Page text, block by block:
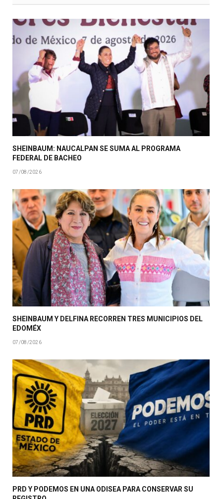
SHEINBAUM: NAUCALPAN SE SUMA AL PROGRAMA
FEDERAL DE BACHEO
07/08/2026
SHEINBAUM Y DELFINA RECORREN TRES MUNICIPIOS DEL
EDOMÉX
07/08/2026
PRD Y PODEMOS EN UNA ODISEA PARA CONSERVAR SU